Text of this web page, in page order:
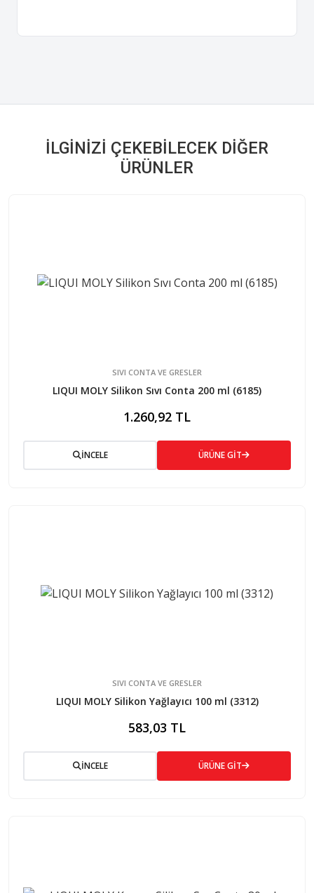
İLGINIZI ÇEKEBILECEK DIĞER
ÜRÜNLER
SIVI CONTA VE GRESLER
LIQUI MOLY Silikon Sıvı Conta 200 ml (6185)
1.260,92 TL
İNCELE ÜRÜNE GİT
SIVI CONTA VE GRESLER
LIQUI MOLY Silikon Yağlayıcı 100 ml (3312)
583,03 TL
İNCELE ÜRÜNE GİT